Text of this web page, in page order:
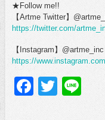
★Follow me!!
【Artme Twitter】
https://twitter.com/
【Instagram】@artme_inc
https://
Twitter